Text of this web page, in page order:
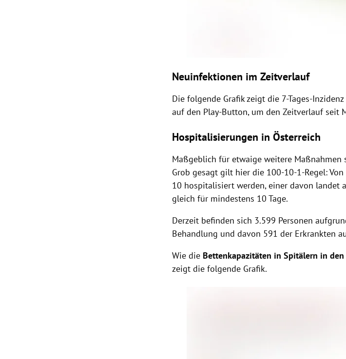
Neuinfektionen im Zeitverlauf
Die folgende Grafik zeigt die 7-Tages-
auf den Play-Button, um den Zeitverlauf seit
Hospitalisierungen in Österreich
Maßgeblich für etwaige weitere
Grob gesagt gilt hier die 100-10-1-Regel:
10 hospitalisiert werden, einer davon landet
gleich für mindestens 10 Tage.
Derzeit befinden sich 3.599 Personen
Behandlung und davon 591 der Erkrankten
Wie die Bettenkapazitäten in Spitälern in
zeigt die folgende Grafik.